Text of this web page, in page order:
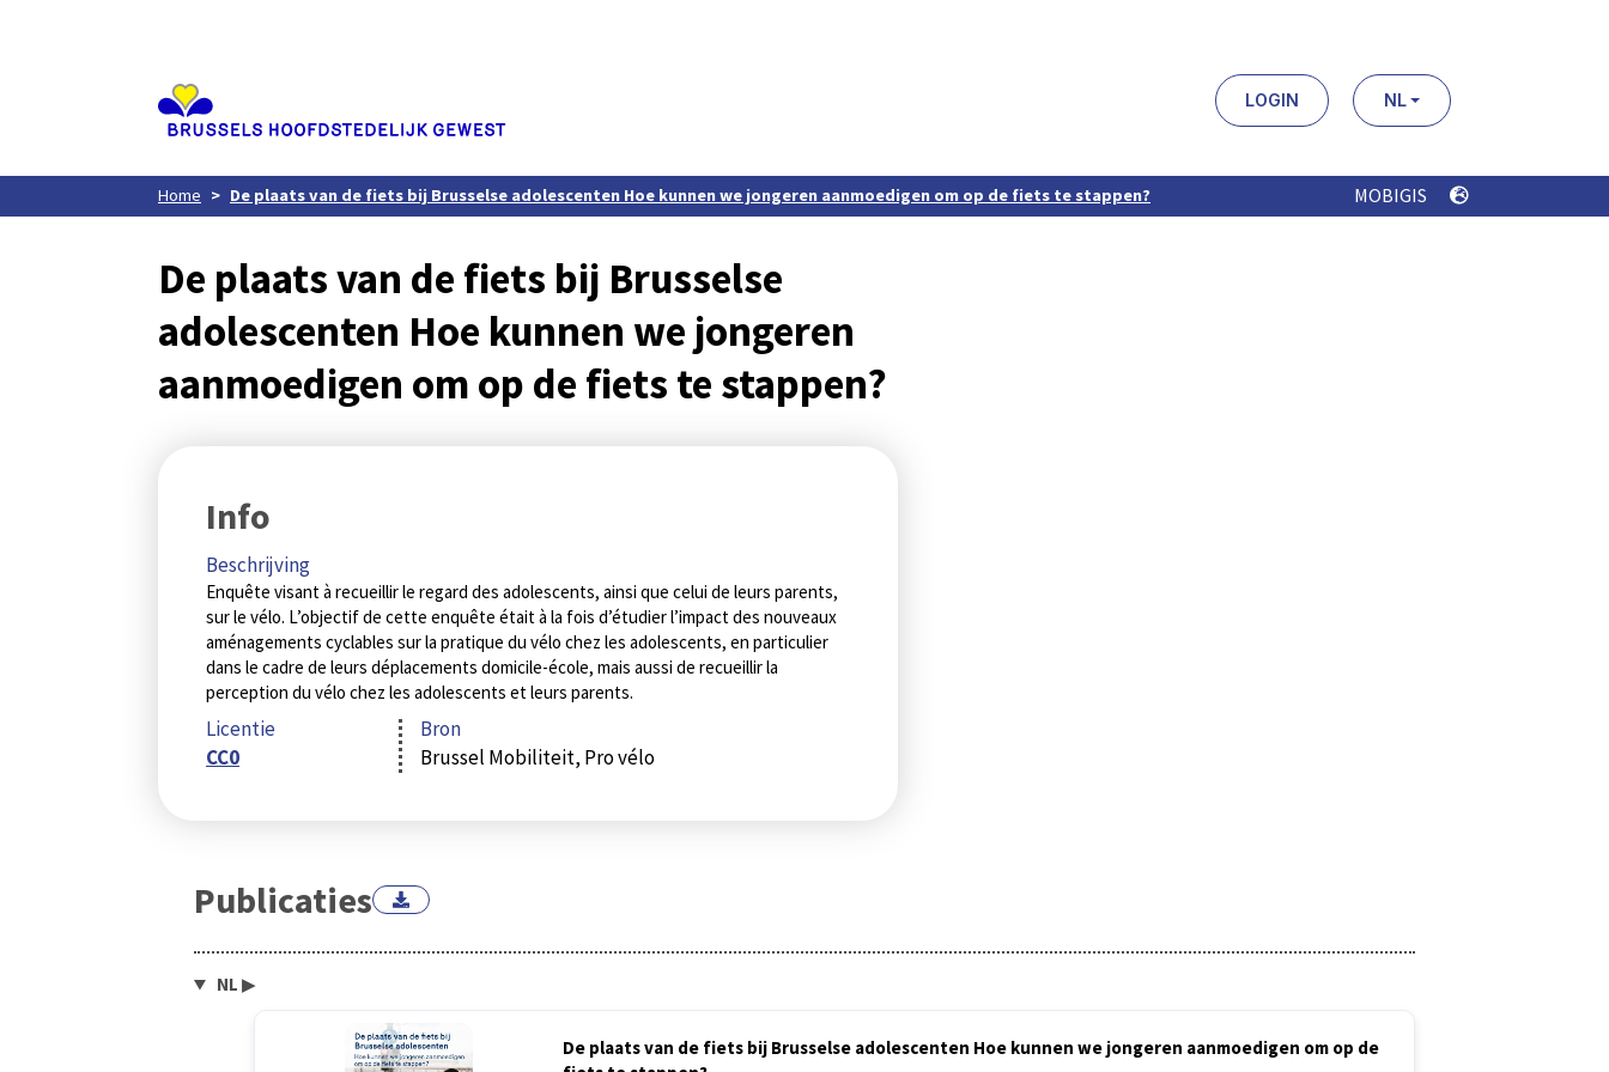
LOGIN NL
Home De plaats van de fiets bij Brusselse adolescenten Hoe kunnen we jongeren aanmoedigen om op de fiets te stappen? MOBIGIS
De plaats van de fiets bij Brusselse
adolescenten Hoe kunnen we jongeren
aanmoedigen om op de fiets te stappen?
Info
Beschrijving
Enquête visant à recueillir le regard des adolescents, ainsi que celui de leurs parents,
sur le vélo. L’objectif de cette enquête était à la fois d’étudier l’impact des nouveaux
aménagements cyclables sur la pratique du vélo chez les adolescents, en particulier
dans le cadre de leurs déplacements domicile-école, mais aussi de recueillir la
perception du vélo chez les adolescents et leurs parents.
Licentie
CC0
Bron
Brussel Mobiliteit, Pro vélo
Publicaties
NL ▶
De plaats van de fiets bij Brusselse adolescenten Hoe kunnen we jongeren aanmoedigen om op de